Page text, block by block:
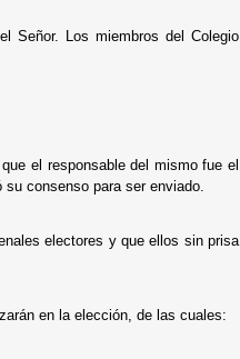
Señor. Los miembros del Colegio
el responsable del mismo fue el
su consenso para ser enviado.
electores y que ellos sin prisa
en la elección, de las cuales: